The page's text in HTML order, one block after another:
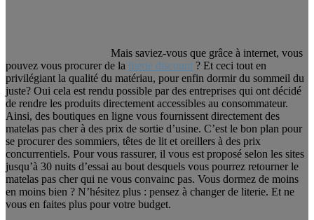
Mais saviez-vous que grâce à internet, vous
pouvez vous procurer de la literie discount ? Et ceci tout en
privilégiant la qualité du matériau, pour enfin dormir du sommeil du
juste? Oui cela est rendu possible par des entreprises qui ont décidé
de rendre les produits directement accessibles au consommateur.
Ainsi, des boutiques en ligne vous fournissent directement des
matelas pas cher à des prix de sortie d’usine. C’est le bon plan pour
se procurer des sommiers, têtes de lit et oreillers à des prix
concurrentiels. Pour vous rassurer, il vous est proposé selon les sites
jusqu’à 30 nuits d’essai au bout desquels vous pourrez retourner le
matelas pas cher qui ne vous convainc pas. Vous dormez de moins
en moins bien ? N’hésitez plus : pensez à changer de literie. Et ne
vous en faites plus pour votre budget.